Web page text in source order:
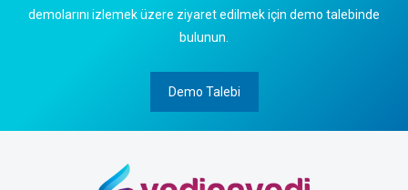
demolarını izlemek üzere ziyaret edilmek için demo talebinde
bulunun.
Demo Talebi